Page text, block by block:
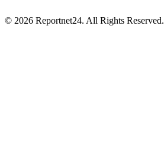
© 2026 Reportnet24. All Rights Reserved.